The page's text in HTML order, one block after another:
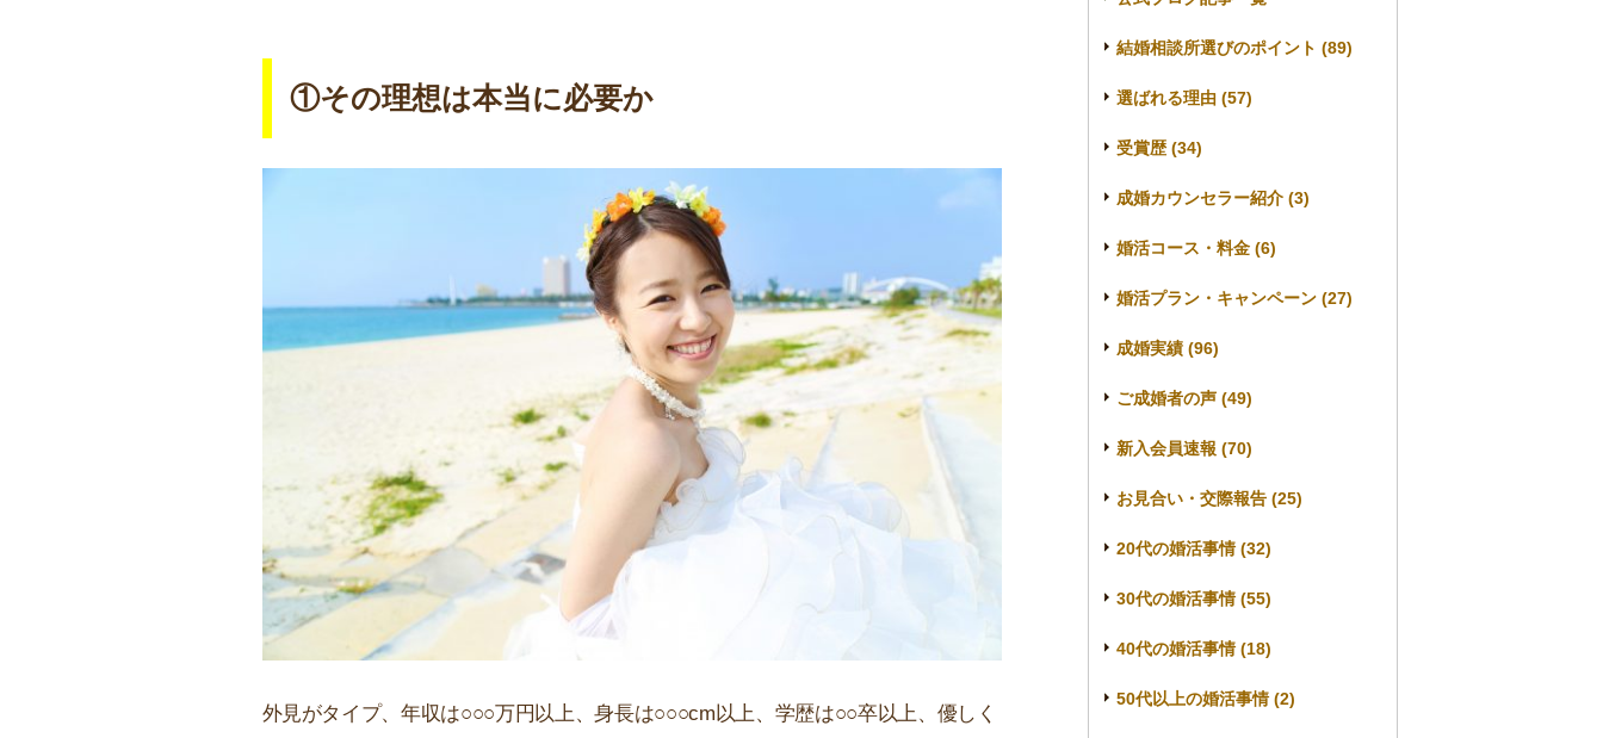
①その理想は本当に必要か
外見がタイプ、年収は○○○万円以上、身長は○○○cm以上、学歴は○○卒以上、優しく
結婚相談所選びのポイント (89)
選ばれる理由 (57)
受賞歴 (34)
成婚カウンセラー紹介 (3)
婚活コース・料金 (6)
婚活プラン・キャンペーン (27)
成婚実績 (96)
ご成婚者の声 (49)
新入会員速報 (70)
お見合い・交際報告 (25)
20代の婚活事情 (32)
30代の婚活事情 (55)
40代の婚活事情 (18)
50代以上の婚活事情 (2)